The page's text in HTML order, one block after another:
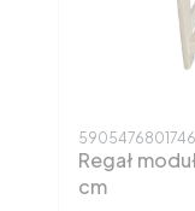
Kod produktu
5905476801746
Regał
cm